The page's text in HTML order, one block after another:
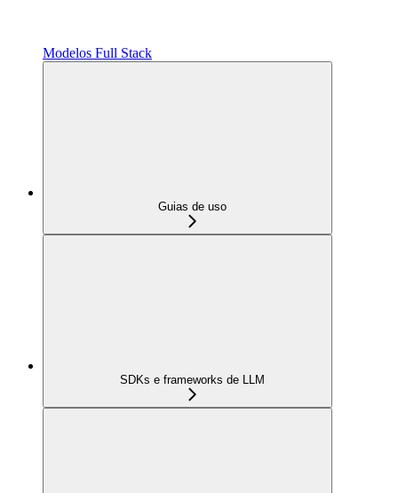
Modelos Full Stack
Guias de uso
SDKs e frameworks de LLM